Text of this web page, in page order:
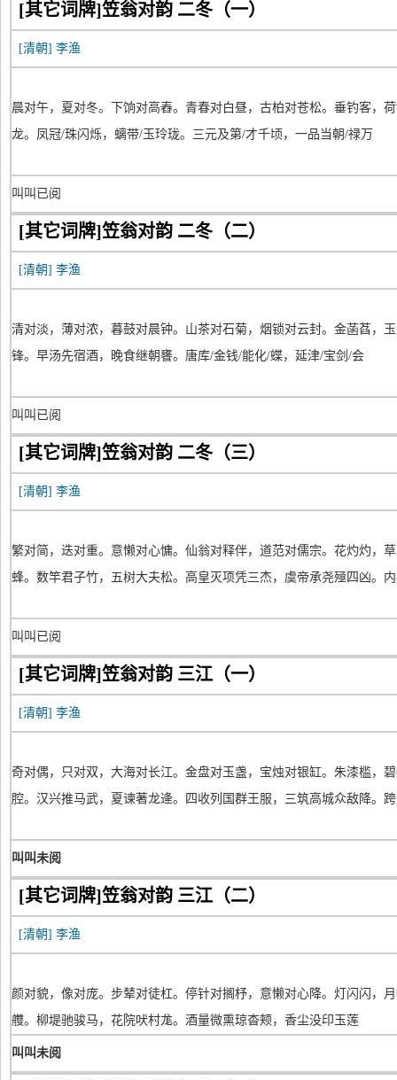
[其它词牌]笠翁对韵 二冬（一）
[清朝] 李渔
晨对午，夏对冬。下饷对高舂。青春对白昼，古柏对苍松。垂钓客，
龙。凤冠/珠闪烁，螭带/玉玲珑。三元及第/才千顷，一品当朝/禄万
叫叫已阅
[其它词牌]笠翁对韵 二冬（二）
[清朝] 李渔
清对淡，薄对浓，暮鼓对晨钟。山茶对石菊，烟锁对云封。金菡萏，
锋。早汤先宿酒，晚食继朝饔。唐库/金钱/能化/蝶，延津/宝剑/会
叫叫已阅
[其它词牌]笠翁对韵 二冬（三）
[清朝] 李渔
繁对简，迭对重。意懒对心慵。仙翁对释伴，道范对儒宗。花灼灼，
蜂。数竿君子竹，五树大夫松。高皇灭项凭三杰，虞帝承尧殛四凶。
叫叫已阅
[其它词牌]笠翁对韵 三江（一）
[清朝] 李渔
奇对偶，只对双，大海对长江。金盘对玉盏，宝烛对银缸。朱漆槛，
腔。汉兴推马武，夏谏著龙逄。四收列国群王服，三筑高城众敌降。
叫叫未阅
[其它词牌]笠翁对韵 三江（二）
[清朝] 李渔
颜对貌，像对庞。步辇对徒杠。停针对搁杼，意懒对心降。灯闪闪，
艭。柳堤驰骏马，花院吠村尨。酒量微熏琼杳颊，香尘没印玉莲
叫叫未阅